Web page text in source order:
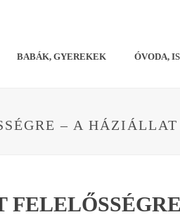
BABÁK, GYEREKEK ÓVODA,
– A HÁZIÁLLAT